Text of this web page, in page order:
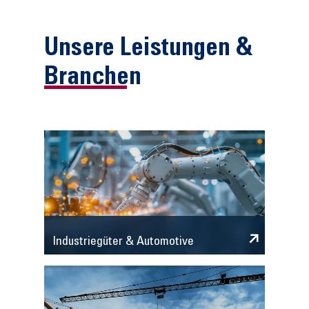
Unsere Leistungen &
Branchen
Industriegüter & Automotive